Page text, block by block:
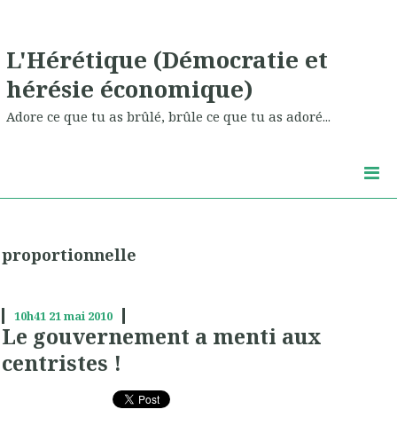
L'Hérétique (Démocratie et
hérésie économique)
Adore ce que tu as brûlé, brûle ce que tu as adoré...
proportionnelle
10h41 21mai 2010
Le gouvernement a menti aux
centristes !